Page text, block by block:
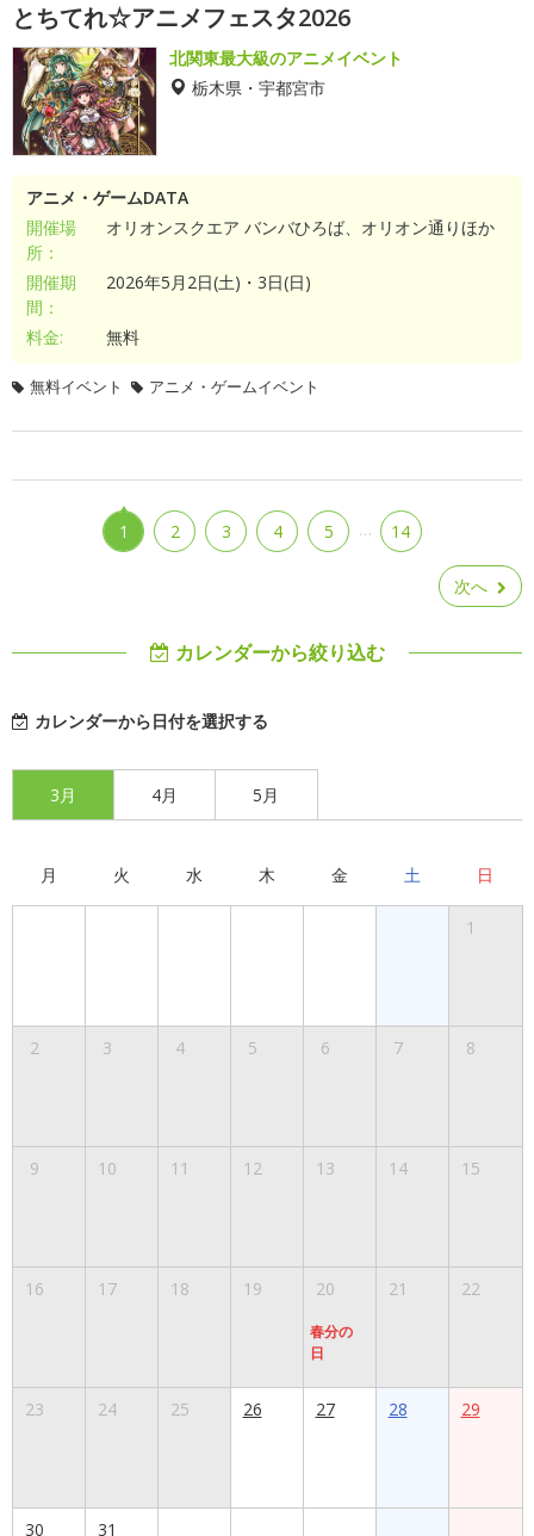
とちてれ☆アニメフェスタ2026
北関東最大級のアニメイベント
栃木県・宇都宮市
アニメ・ゲームDATA
開催場
所：
オリオンスクエア バンバひろば、オリオン通りほか
開催期
間：
2026年5月2日(土)・3日(日)
料金: 無料
無料イベント アニメ・ゲームイベント
1 2 3 4 5 … 14
次へ
カレンダーから絞り込む
カレンダーから日付を選択する
3月 4月 5月
月 火 水 木 金 土 日
1
2 3 4 5 6 7 8
9 10 11 12 13 14 15
16 17 18 19 20
春分の
日
21 22
23 24 25 26 27 28 29
30 31